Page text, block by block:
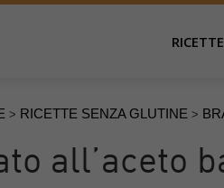
RICETTE
> RICETTE SENZA GLUTINE >
all’aceto